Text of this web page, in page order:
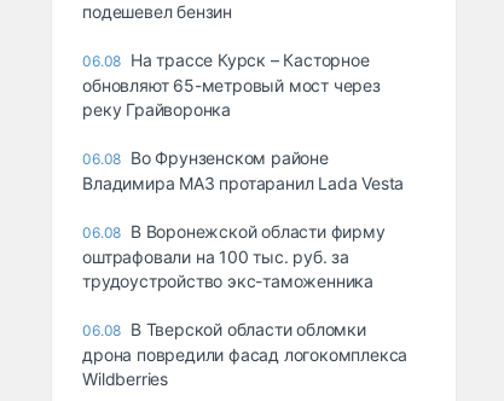
подешевел бензин
06.08 На трассе Курск – Касторное
обновляют 65-метровый мост через
реку Грайворонка
06.08 Во Фрунзенском районе
Владимира МАЗ протаранил Lada Vesta
06.08 В Воронежской области фирму
оштрафовали на 100 тыс. руб. за
трудоустройство экс-таможенника
06.08 В Тверской области обломки
дрона повредили фасад логокомплекса
Wildberries